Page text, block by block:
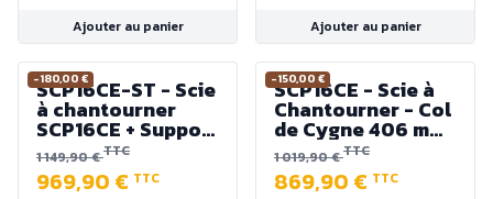
Ajouter au panier Ajouter au panier
-180,00 €
SCP16CE-ST - Scie
à chantourner
SCP16CE + Support
Réglable
1 149,90 €TTC
969,90 € TTC
-150,00 €
SCP16CE - Scie à
Chantourner - Col
de Cygne 406 mm
- Table 305 x 470
mm - 220 V
1 019,90 €TTC
869,90 € TTC